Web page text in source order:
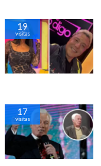
19
visitas
17
visitas